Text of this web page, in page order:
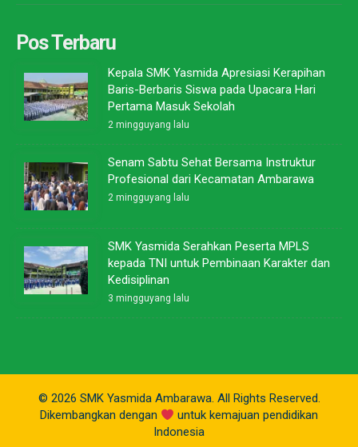
Pos Terbaru
Kepala SMK Yasmida Apresiasi Kerapihan
Baris-Berbaris Siswa pada Upacara Hari
Pertama Masuk Sekolah
2 mingguyang lalu
Senam Sabtu Sehat Bersama Instruktur
Profesional dari Kecamatan Ambarawa
2 mingguyang lalu
SMK Yasmida Serahkan Peserta MPLS
kepada TNI untuk Pembinaan Karakter dan
Kedisiplinan
3 mingguyang lalu
© 2026 SMK Yasmida Ambarawa. All Rights Reserved.
Dikembangkan dengan
untuk kemajuan pendidikan
Indonesia